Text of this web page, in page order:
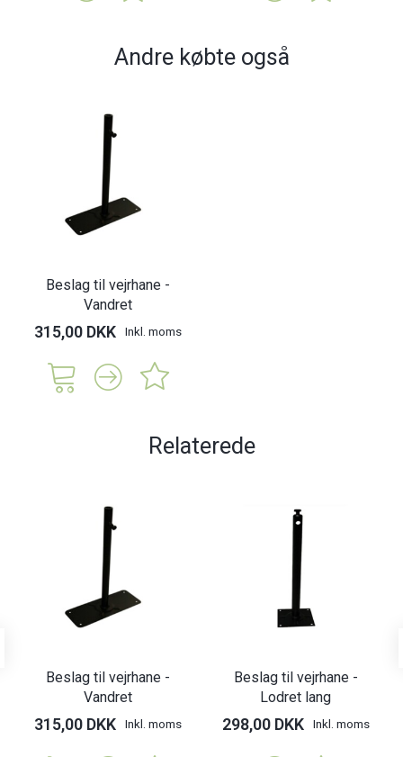
Andre købte også
Beslag til vejrhane -
Vandret
315,00 DKK Inkl. moms
Relaterede
Beslag til vejrhane -
Vandret
315,00 DKK Inkl. moms
Beslag til vejrhane -
Lodret lang
298,00 DKK Inkl. moms